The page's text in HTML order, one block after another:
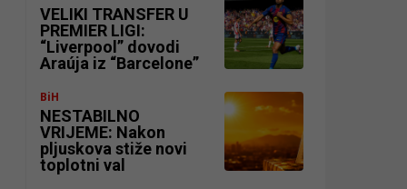
VELIKI TRANSFER U
PREMIER LIGI:
“Liverpool” dovodi
Araúja iz “Barcelone”
BiH
NESTABILNO
VRIJEME: Nakon
pljuskova stiže novi
toplotni val